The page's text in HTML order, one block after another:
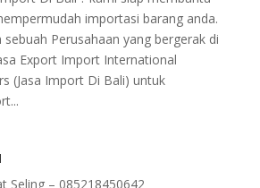
importasi barang anda.
Perusahaan yang bergerak di
Export Import International
(Jasa Import Di Bali) untuk
Seling – 085218450642